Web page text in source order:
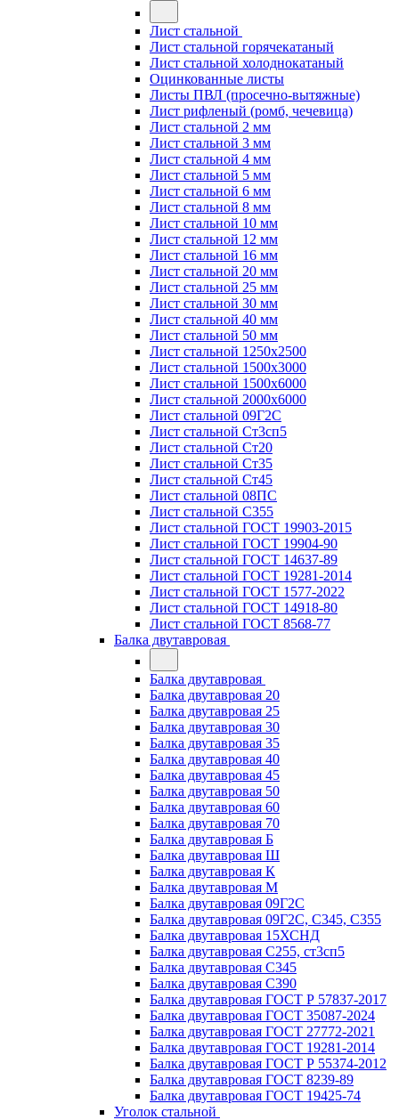
Лист стальной
Лист стальной горячекатаный
Лист стальной холоднокатаный
Оцинкованные листы
Листы ПВЛ (просечно-вытяжные)
Лист рифленый (ромб, чечевица)
Лист стальной 2 мм
Лист стальной 3 мм
Лист стальной 4 мм
Лист стальной 5 мм
Лист стальной 6 мм
Лист стальной 8 мм
Лист стальной 10 мм
Лист стальной 12 мм
Лист стальной 16 мм
Лист стальной 20 мм
Лист стальной 25 мм
Лист стальной 30 мм
Лист стальной 40 мм
Лист стальной 50 мм
Лист стальной 1250х2500
Лист стальной 1500х3000
Лист стальной 1500х6000
Лист стальной 2000х6000
Лист стальной 09Г2С
Лист стальной Ст3сп5
Лист стальной Ст20
Лист стальной Ст35
Лист стальной Ст45
Лист стальной 08ПС
Лист стальной С355
Лист стальной ГОСТ 19903-2015
Лист стальной ГОСТ 19904-90
Лист стальной ГОСТ 14637-89
Лист стальной ГОСТ 19281-2014
Лист стальной ГОСТ 1577-2022
Лист стальной ГОСТ 14918-80
Лист стальной ГОСТ 8568-77
Балка двутавровая
Балка двутавровая
Балка двутавровая 20
Балка двутавровая 25
Балка двутавровая 30
Балка двутавровая 35
Балка двутавровая 40
Балка двутавровая 45
Балка двутавровая 50
Балка двутавровая 60
Балка двутавровая 70
Балка двутавровая Б
Балка двутавровая Ш
Балка двутавровая К
Балка двутавровая М
Балка двутавровая 09Г2С
Балка двутавровая 09Г2С, С345, С355
Балка двутавровая 15ХСНД
Балка двутавровая С255, ст3сп5
Балка двутавровая С345
Балка двутавровая С390
Балка двутавровая ГОСТ Р 57837-2017
Балка двутавровая ГОСТ 35087-2024
Балка двутавровая ГОСТ 27772-2021
Балка двутавровая ГОСТ 19281-2014
Балка двутавровая ГОСТ Р 55374-2012
Балка двутавровая ГОСТ 8239-89
Балка двутавровая ГОСТ 19425-74
Уголок стальной